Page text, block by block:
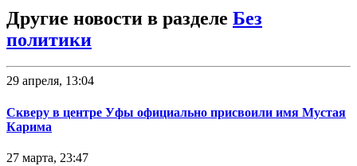
Другие новости в разделе Без
политики
29 апреля, 13:04
Скверу в центре Уфы официально присвоили имя Мустая
Карима
27 марта, 23:47